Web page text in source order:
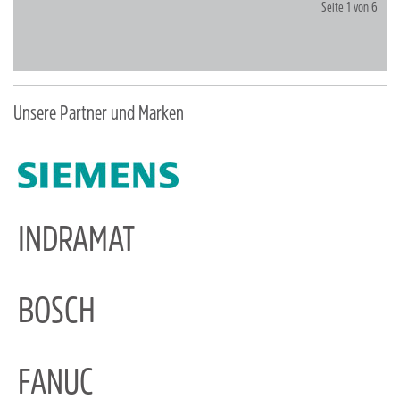
Seite 1 von 6
Unsere Partner und Marken
INDRAMAT
BOSCH
FANUC